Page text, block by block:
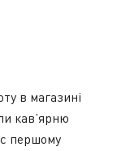
в магазині
кав’ярню
першому